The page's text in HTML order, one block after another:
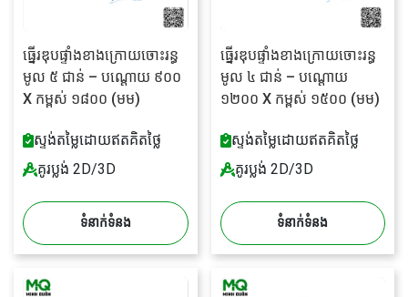
ធ្នើរឌុបផ្ទាំងខាងក្រោយចោះរន្ធ
មូល ៥ ជាន់ – បណ្តោយ ៩០០
X កម្ពស់ ១៨០០ (មម)
ស្ទង់តម្លៃដោយឥតគិតថ្លៃ
គូរប្លង់ 2D/3D
ទំនាក់ទំនង
ធ្នើរឌុបផ្ទាំងខាងក្រោយចោះរន្ធ
មូល ៤ ជាន់ – បណ្តោយ
១២០០ X កម្ពស់ ១៥០០ (មម)
ស្ទង់តម្លៃដោយឥតគិតថ្លៃ
គូរប្លង់ 2D/3D
ទំនាក់ទំនង